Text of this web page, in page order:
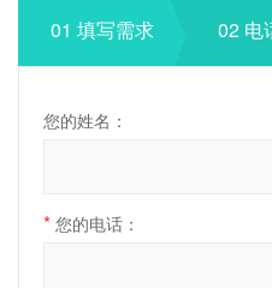
01 填写需求 02 电
您的姓名：
* 您的电话：